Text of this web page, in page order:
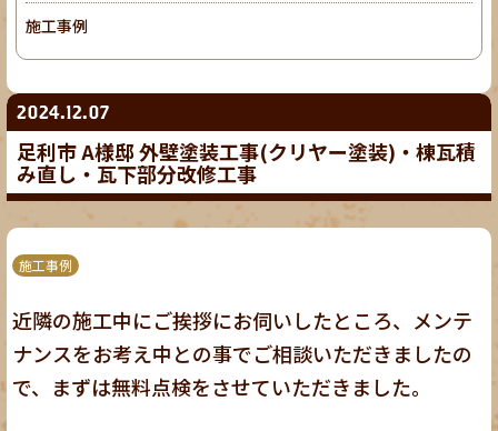
2024.12.07
足利市 A様邸 外壁塗装工事(クリヤー塗装)・棟瓦積
み直し・瓦下部分改修工事
施工事例
近隣の施工中にご挨拶にお伺いしたところ、メンテ
ナンスをお考え中との事でご相談いただきましたの
で、まずは無料点検をさせていただきました。
施工事例